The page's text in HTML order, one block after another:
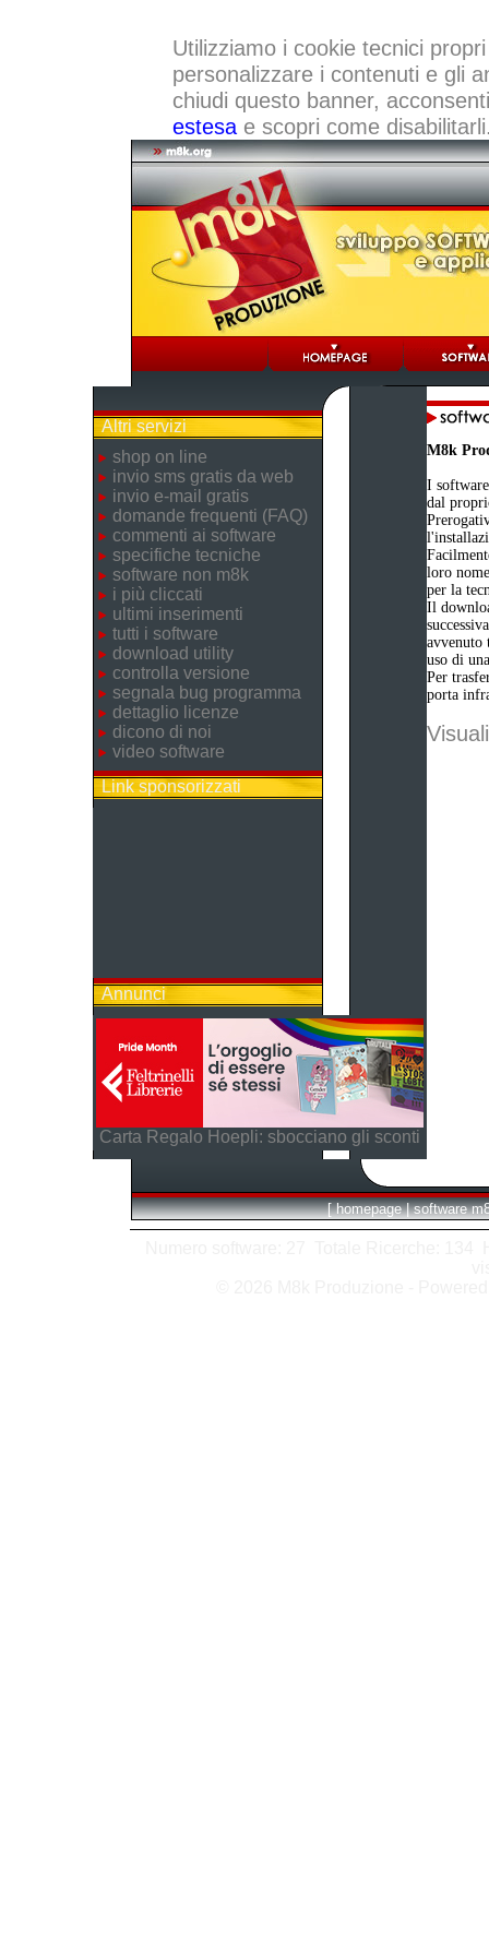
Utilizziamo i cookie tecnici
personalizzare i contenuti e gli
chiudi questo banner,
estesae scopri come
Altri servizi
shop on line
invio sms gratis da web
invio e-mail gratis
domande frequenti (FAQ)
commenti ai software
specifiche tecniche
software non m8k
i più cliccati
ultimi inserimenti
tutti i software
download utility
controlla versione
segnala bug programma
dettaglio licenze
dicono di noi
video software
Link sponsorizzati
Annunci
Carta Regalo Hoepli: sbocciano gli sconti
M8k
I
dal
loro
per la
Il
avvenuto
uso di
Per
porta
[ homepage | software